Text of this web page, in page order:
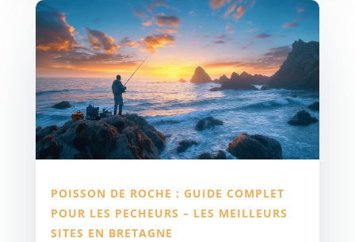
POISSON DE ROCHE : GUIDE COMPLET
POUR LES PECHEURS – LES MEILLEURS
SITES EN BRETAGNE